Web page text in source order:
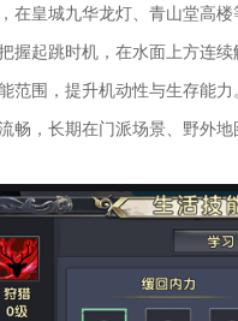
在皇城九华龙灯、青山堂高
握起跳时机，在水面上方连
范围，提升机动性与生存能
畅，长期在门派场景、野外